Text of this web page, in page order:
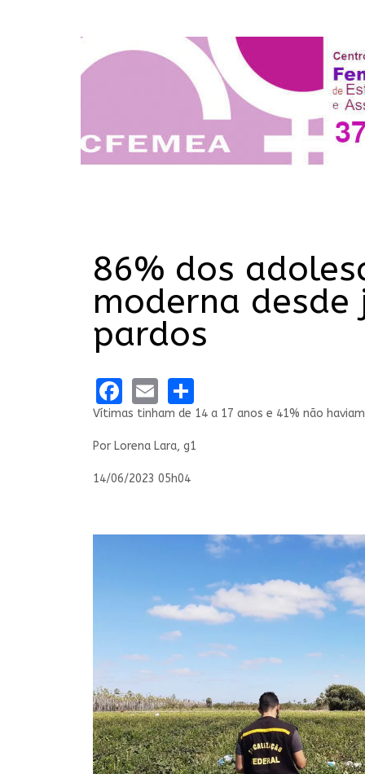
86% dos
moderna
pardos
Facebook
Email
Vítimas tinham de 14 a 17 anos e 41% não
Por Lorena Lara, g1
14/06/2023 05h04